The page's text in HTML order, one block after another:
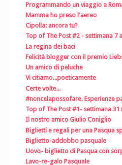
Programmando un viaggio a
Mamma ho preso l'aereo
Cipolla: ancora tu?
Top of The Post #2 - settimana 7
La regina dei baci
Felicità blogger con il premio
Un amico di peluche
Vi citiamo...poeticamente
Certe volte...
#noncelapossofare. Esperienze
Top of The Post #1- settimana 31
Il nostro amico Giulio Coniglio
Biglietti e regali per una Pasqua
Biglietto-addobbo pasquale
Uovo- biglietto di Pasqua con
Lavo-re-galo Pasquale